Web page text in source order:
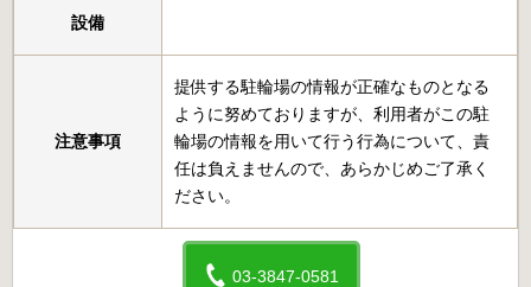
設備
注意事項
提供する駐輪場の情報が正確なものとなる
ように努めておりますが、利用者がこの駐
輪場の情報を用いて行う行為について、責
任は負えませんので、あらかじめご了承く
ださい。
03-3847-0581